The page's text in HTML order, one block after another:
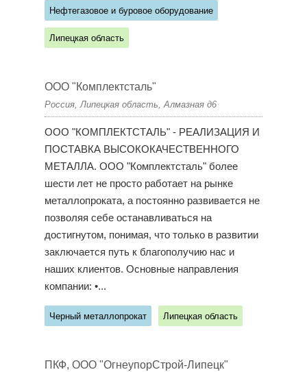
Нефтегазовое и буровое оборудование
Липецкая область
ООО "Комплектсталь"
Россия, Липецкая область, Алмазная д6
ООО "КОМПЛЕКТСТАЛЬ" - РЕАЛИЗАЦИЯ И
ПОСТАВКА ВЫСОКОКАЧЕСТВЕННОГО
МЕТАЛЛА. ООО "Комплектсталь" более
шести лет не просто работает на рынке
металлопроката, а постоянно развивается не
позволяя себе останавливаться на
достигнутом, понимая, что только в развитии
заключается путь к благополучию нас и
наших клиентов. Основные направления
компании: •...
Черный металлопрокат Липецкая область
ПКФ, ООО "ОгнеупорСтрой-Липецк"